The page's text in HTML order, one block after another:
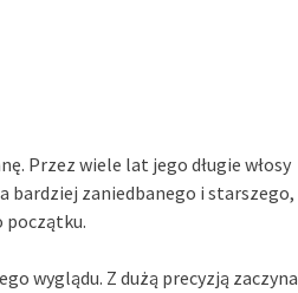
Przez wiele lat jego długie włosy
bardziej zaniedbanego i starszego,
początku.
wyglądu. Z dużą precyzją zaczyna